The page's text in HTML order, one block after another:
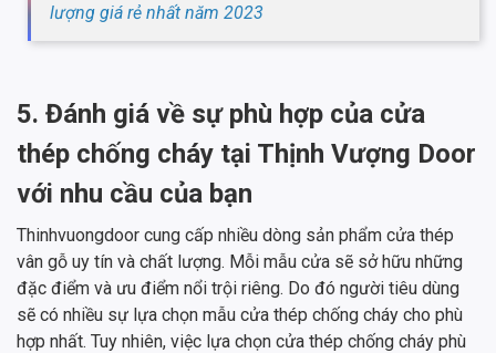
lượng giá rẻ nhất năm 2023
5. Đánh giá về sự phù hợp của cửa
thép chống cháy tại Thịnh Vượng Door
với nhu cầu của bạn
Thinhvuongdoor cung cấp nhiều dòng sản phẩm cửa thép
vân gỗ uy tín và chất lượng. Mỗi mẫu cửa sẽ sở hữu những
đặc điểm và ưu điểm nổi trội riêng. Do đó người tiêu dùng
sẽ có nhiều sự lựa chọn mẫu cửa thép chống cháy cho phù
hợp nhất. Tuy nhiên, việc lựa chọn cửa thép chống cháy phù